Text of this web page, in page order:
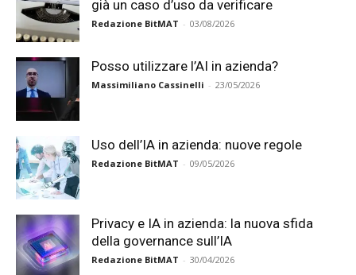
già un caso d’uso da verificare
Redazione BitMAT - 03/08/2026
Posso utilizzare l’AI in azienda?
Massimiliano Cassinelli - 23/05/2026
Uso dell’IA in azienda: nuove regole
Redazione BitMAT - 09/05/2026
Privacy e IA in azienda: la nuova sfida
della governance sull’IA
Redazione BitMAT - 30/04/2026